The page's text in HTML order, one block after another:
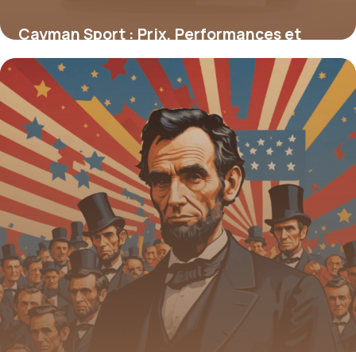
Cayman Sport : Prix, Performances et
Conseils
16 juin 2026